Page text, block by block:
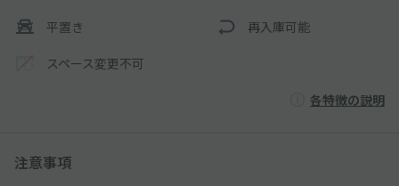
平置き 再入庫可能
スペース変更不可
各特徴の説明
注意事項